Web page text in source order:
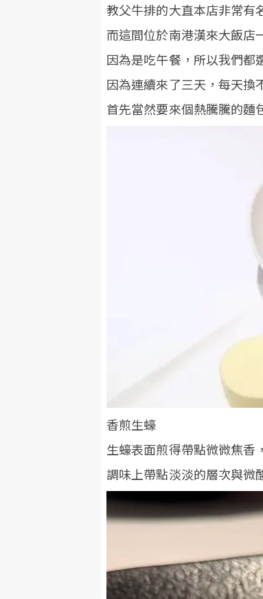
教父牛排的大直本店非常有
而這間位於南港漢來大飯店
因為是吃午餐，所以我們都
因為連續來了三天，每天換
首先當然要來個熱騰騰的麵
香煎生蠔
生蠔表面煎得帶點微微焦香
調味上帶點淡淡的層次與微